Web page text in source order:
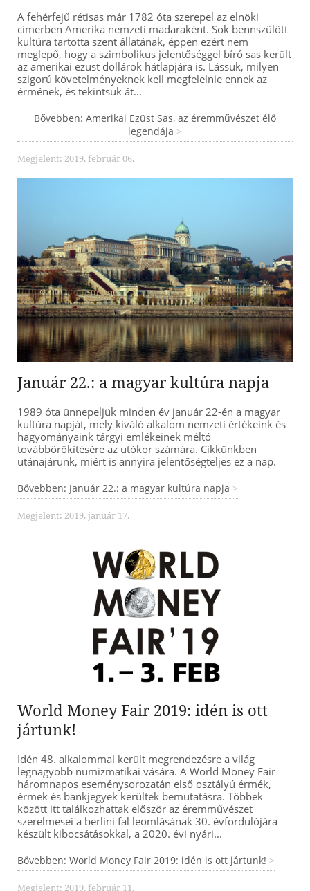
A fehérfejű rétisas már 1782 óta szerepel az elnöki
címerben Amerika nemzeti madaraként. Sok bennszülött
kultúra tartotta szent állatának, éppen ezért nem
meglepő, hogy a szimbolikus jelentőséggel bíró sas került
az amerikai ezüst dollárok hátlapjára is. Lássuk, milyen
szigorú követelményeknek kell megfelelnie ennek az
érmének, és tekintsük át...
Bővebben: Amerikai Ezüst Sas, az éremművészet élő
legendája
Megjelent: 2019. február 06.
Január 22.: a magyar kultúra napja
1989 óta ünnepeljük minden év január 22-én a magyar
kultúra napját, mely kiváló alkalom nemzeti értékeink és
hagyományaink tárgyi emlékeinek méltó
továbbörökítésére az utókor számára. Cikkünkben
utánajárunk, miért is annyira jelentőségteljes ez a nap.
Bővebben: Január 22.: a magyar kultúra napja
Megjelent: 2019. január 17.
World Money Fair 2019: idén is ott
jártunk!
Idén 48. alkalommal került megrendezésre a világ
legnagyobb numizmatikai vására. A World Money Fair
háromnapos eseménysorozatán első osztályú érmék,
érmek és bankjegyek kerültek bemutatásra. Többek
között itt találkozhattak először az éremművészet
szerelmesei a berlini fal leomlásának 30. évfordulójára
készült kibocsátásokkal, a 2020. évi nyári...
Bővebben: World Money Fair 2019: idén is ott jártunk!
Megjelent: 2019. február 11.